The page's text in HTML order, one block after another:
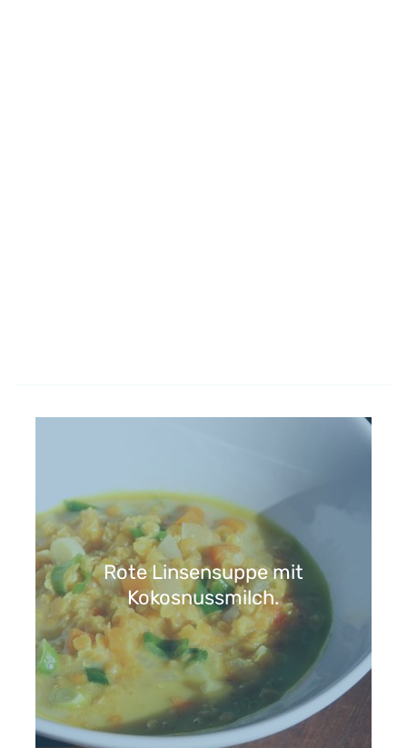
Rote Linsensuppe mit
Kokosnussmilch.